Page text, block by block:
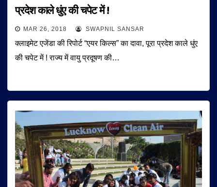
प्रदेश काले धुंए की चपेट में !
MAR 26, 2018 SWAPNIL SANSAR
क्लाइमेट एजेंडा की रिपोर्ट “एयर किल्स” का दावा, पूरा प्रदेश काले धुंए
की चपेट में ! राज्य में वायु प्रदूषण की…